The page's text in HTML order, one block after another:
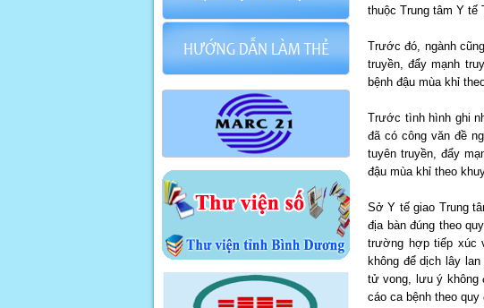
thuộc Trung tâm Y tế
Trước đó, ngành
truyền, đẩy mạnh
bệnh đậu mùa khỉ
Trước tình hình ghi
đã có công văn đề
tuyên truyền, đẩy
đậu mùa khỉ theo
Sở Y tế giao Trung
địa bàn đúng theo
trường hợp tiếp xúc
không để dịch lây
tử vong, lưu ý không
cáo ca bệnh theo quy